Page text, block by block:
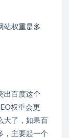
个网站权重是多
出百度这个
SEO权重会更
，如果百
，主要起一个